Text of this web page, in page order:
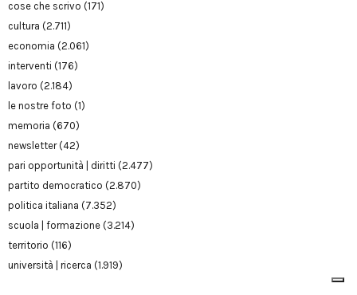
cose che scrivo (171)
cultura (2.711)
economia (2.061)
interventi (176)
lavoro (2.184)
le nostre foto (1)
memoria (670)
newsletter(42)
pari opportunità | diritti (2.477)
partito democratico (2.870)
politica italiana (7.352)
scuola | formazione (3.214)
territorio (116)
università | ricerca (1.919)